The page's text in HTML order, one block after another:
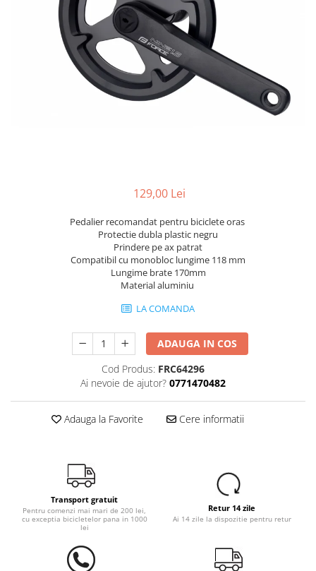
Reflectorizante
Roti ajutatoare
Manete schimbator
Mansoane & Ghidoline
Schimbatoare fata
Schimbatoare si accesorii
129,00 Lei
Pedalier recomandat pentru biciclete oras
Protectie dubla plastic negru
Prindere pe ax patrat
Compatibil cu monobloc lungime 118 mm
Lungime brate 170mm
Material aluminiu
LA COMANDA
ADAUGA IN COS
Cod Produs: FRC64296
Ai nevoie de ajutor? 0771470482
Adauga la Favorite Cere informatii
Transport gratuit
Pentru comenzi mai mari de 200 lei,
cu exceptia bicicletelor pana in 1000
lei
Retur 14 zile
Ai 14 zile la dispozitie pentru retur